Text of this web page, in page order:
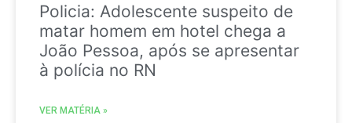
Policia: Adolescente suspeito de
matar homem em hotel chega a
João Pessoa, após se apresentar
à polícia no RN
VER MATÉRIA »